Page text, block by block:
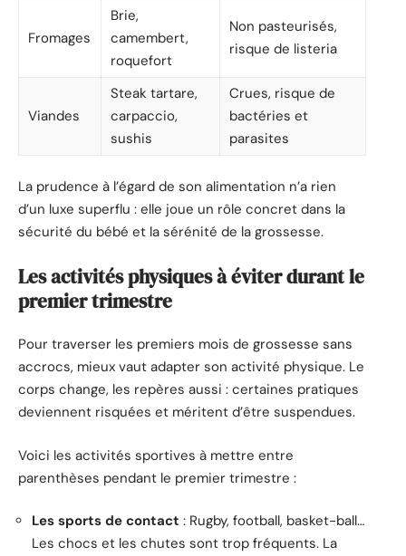
Fromages
Brie,
camembert,
roquefort
Non pasteurisés,
risque de listeria
Viandes
Steak tartare,
carpaccio,
sushis
Crues, risque de
bactéries et
parasites
La prudence à l’égard de son alimentation n’a rien
d’un luxe superflu : elle joue un rôle concret dans la
sécurité du bébé et la sérénité de la grossesse.
Les activités physiques à éviter durant le
premier trimestre
Pour traverser les premiers mois de grossesse sans
accrocs, mieux vaut adapter son activité physique. Le
corps change, les repères aussi : certaines pratiques
deviennent risquées et méritent d’être suspendues.
Voici les activités sportives à mettre entre
parenthèses pendant le premier trimestre :
Les sports de contact : Rugby, football, basket-ball…
Les chocs et les chutes sont trop fréquents. La